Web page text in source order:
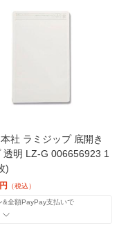
社 ラミジップ 底開き
透明 LZ-G 006656923 1
)
（税込）
&全額PayPay支払いで